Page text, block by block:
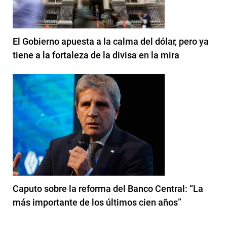
El Gobierno apuesta a la calma del dólar, pero ya
tiene a la fortaleza de la divisa en la mira
Caputo sobre la reforma del Banco Central: “La
más importante de los últimos cien años”